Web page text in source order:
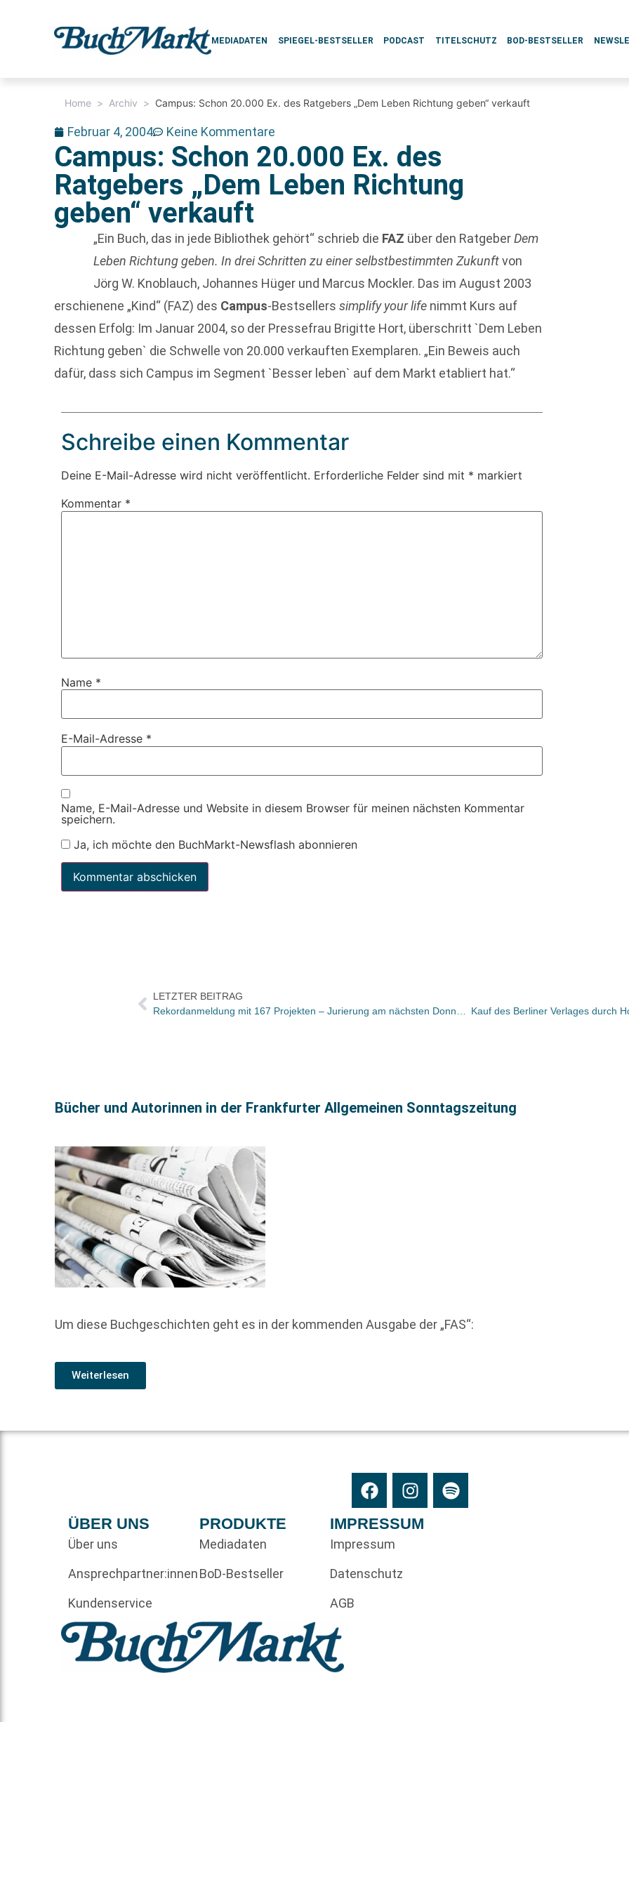
MEDIADATEN SPIEGEL-BESTSELLER PODCAST TITELSCHUTZ BOD-BESTSELLER
Home > Archiv > Campus: Schon 20.000 Ex. des Ratgebers „Dem Leben Richtung geben“ verkauft
Februar 4, 2004 Keine Kommentare
Campus: Schon 20.000 Ex. des
Ratgebers „Dem Leben Richtung
geben“ verkauft
„Ein Buch, das in jede Bibliothek gehört“ schrieb die FAZ über den RatgeberDem
Leben Richtung geben. In drei Schritten zu einer selbstbestimmten Zukunftvon
Jörg W. Knoblauch, Johannes Hüger und Marcus Mockler. Das im August 2003
erschienene „Kind“ (FAZ) des Campus-Bestsellerssimplify your life nimmt Kurs auf
dessen Erfolg: Im Januar 2004, so der Pressefrau Brigitte Hort, überschritt `Dem Leben
Richtung geben` die Schwelle von 20.000 verkauften Exemplaren. „Ein Beweis auch
dafür, dass sich Campus im Segment `Besser leben` auf dem Markt etabliert hat.“
Schreibe einen Kommentar
Deine E-Mail-Adresse wird nicht veröffentlicht. Erforderliche Felder sind mit * markiert
Kommentar *
Name *
E-Mail-Adresse *
Name, E-Mail-Adresse und Website in diesem Browser für meinen nächsten Kommentar
speichern.
Ja, ich möchte den BuchMarkt-Newsflash abonnieren
LETZTER BEITRAG
Bücher und Autorinnen in der Frankfurter Allgemeinen Sonntagszeitung
Um diese Buchgeschichten geht es in der kommenden Ausgabe der „FAS“:
Weiterlesen
ÜBER UNS
Über uns
Ansprechpartner:innen
Kundenservice
PRODUKTE
Mediadaten
BoD-Bestseller
IMPRESSUM
Impressum
Datenschutz
AGB